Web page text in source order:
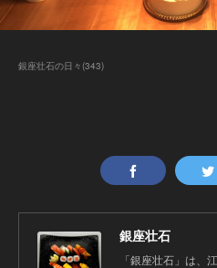
銀座壮石の日々 (343)
銀座壮石
「銀座壮石」は、